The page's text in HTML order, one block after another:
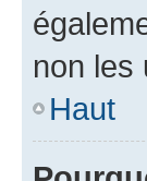
non les
Haut